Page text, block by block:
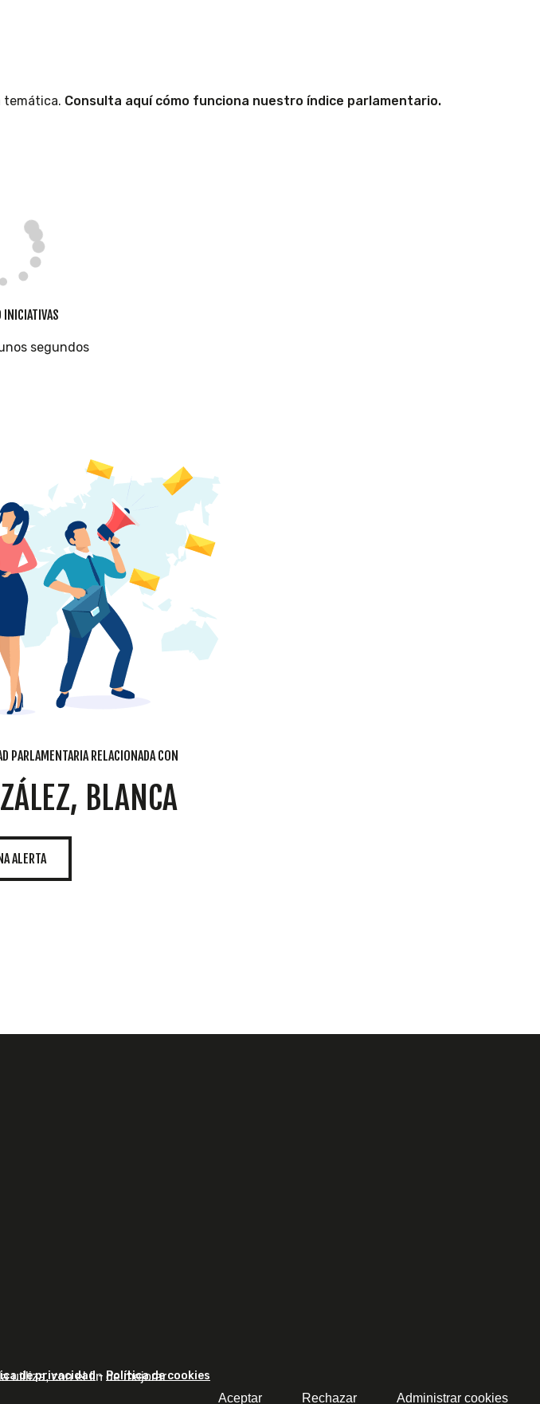
temática. Consulta aquí cómo funciona nuestro índice parlamentario.
INICIATIVAS
segundos
PARLAMENTARIA RELACIONADA CON
BLANCA
ALERTA
de privacidad- Política de cookies
utiliza, con el fin de mejorar
Aceptar Rechazar Administrar cookies